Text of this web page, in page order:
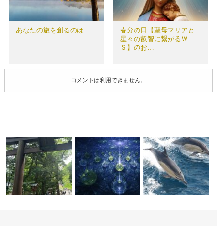
あなたの旅を創るのは
春分の日【聖母マリアと
星々の叡智に繋がるＷ
Ｓ】のお…
コメントは利用できません。